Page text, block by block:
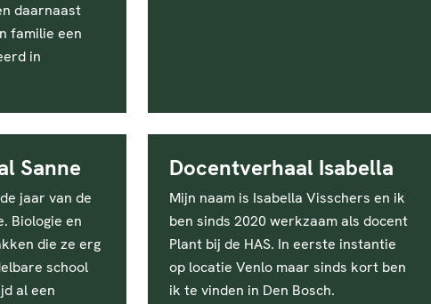
daarnaast
familie een
in
Sanne
jaar van de
Biologie en
die ze erg
school
al een
Docentverhaal Isabella
Mijn naam is Isabella Visschers en ik
ben sinds 2020 werkzaam als docent
Plant bij de HAS. In eerste instantie
op locatie Venlo maar sinds kort ben
ik te vinden in Den Bosch.